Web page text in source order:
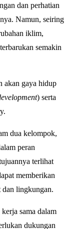
dan perhatian
Namun, seiring
iklim,
semakin
akan gaya hidup
) serta
dua kelompok,
peran
terlihat
memberikan
lingkungan.
sama dalam
dukungan